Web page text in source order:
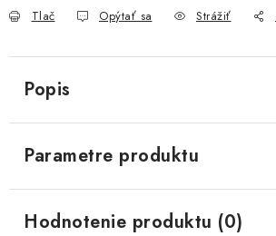
Tlač Opýtať sa Strážiť
Popis
Parametre produktu
Hodnotenie produktu (0)